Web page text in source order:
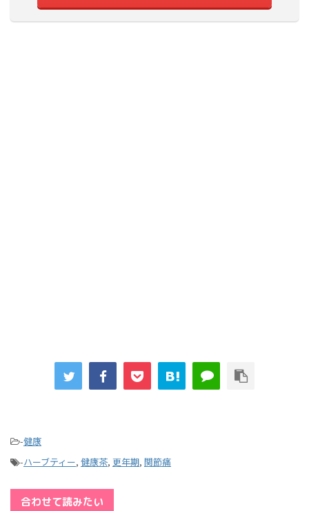
-健康
-ハーブティー, 健康茶, 更年期, 関節痛
合わせて読みたい